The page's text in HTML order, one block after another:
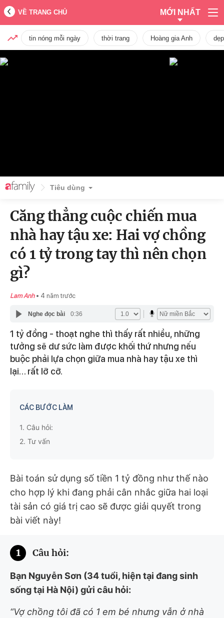
VỀ TRANG CHỦ MỚI NHẤT
tin nóng mỗi ngày thời trang Hoàng gia Anh dẹp
Tiêu dùng
Căng thẳng cuộc chiến mua
nhà hay tậu xe: Hai vợ chồng
có 1 tỷ trong tay thì nên chọn
gì?
Lam Anh 4 năm trước
Nghe đọc bài 0:36
1 tỷ đồng - thoạt nghe thì thấy rất nhiều, những
tưởng sẽ dư sức làm được khối thứ nhưng nếu
buộc phải lựa chọn giữa mua nhà hay tậu xe thì
lại… rất lỡ cỡ.
CÁC BƯỚC LÀM
1. Câu hỏi:
2. Tư vấn
Bài toán sử dụng số tiền 1 tỷ đồng như thế nào
cho hợp lý khi đang phải cân nhắc giữa hai loại
tài sản có giá trị cao sẽ được giải quyết trong
bài viết này!
1 Câu hỏi:
Bạn Nguyễn Sơn (34 tuổi, hiện tại đang sinh
sống tại Hà Nội) gửi câu hỏi:
“Vợ chồng tôi đã có 1 em bé nhưng vẫn ở nhà